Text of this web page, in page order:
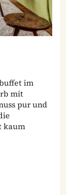
im
mit
pur und
kaum